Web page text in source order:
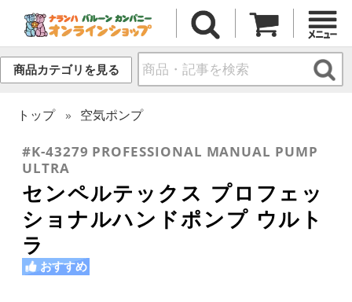
商品カテゴリを見る
トップ 空気ポンプ
#K-43279 PROFESSIONAL MANUAL PUMP
ULTRA
センペルテックス プロフェッ
ショナルハンドポンプ ウルト
ラ
おすすめ